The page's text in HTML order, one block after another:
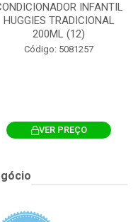
INFANTIL
HUGGIES TRADICIONAL
200ML (12)
Código: 5081257
VER PREÇO